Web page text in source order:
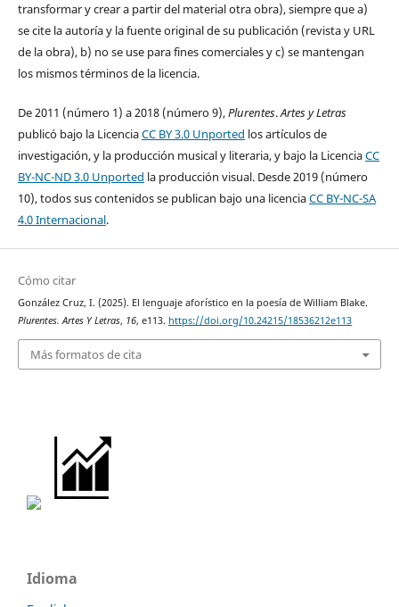
transformar y crear a partir del material otra obra), siempre que a)
se cite la autoría y la fuente original de su publicación (revista y URL
de la obra), b) no se use para fines comerciales y c) se mantengan
los mismos términos de la licencia.
De 2011 (número 1) a 2018 (número 9),Plurentes.Artes y Letras
publicó bajo la LicenciaCC BY 3.0 Unported los artículos de
investigación, y la producción musical y literaria, y bajo la LicenciaCC
BY-NC-ND 3.0 Unported la producción visual. Desde 2019 (número
10), todos sus contenidos se publican bajo una licenciaCC BY-NC-SA
4.0 Internacional.
Cómo citar
González Cruz, I. (2025). El lenguaje aforístico en la poesía de William Blake.
Plurentes. Artes Y Letras, 16, e113. https://doi.org/10.24215/18536212e113
Más formatos de cita
Idioma